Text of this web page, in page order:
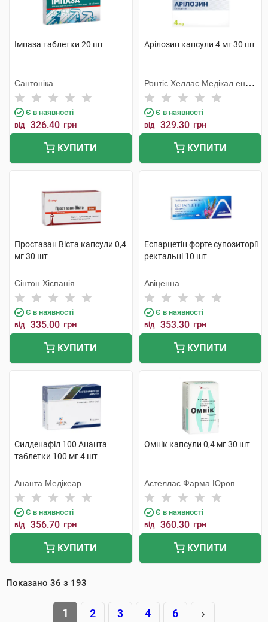
Імпаза таблетки 20 шт
Сантоніка
Є в наявності
від 326.40 грн
КУПИТИ
Арілозин капсули 4 мг 30 шт
Ронтіс Хеллас Медікал енд
Фармасьютікал Продактс
С.А.
Є в наявності
від 329.30 грн
КУПИТИ
Простазан Віста капсули 0,4
мг 30 шт
Сінтон Хіспанія
Є в наявності
від 335.00 грн
КУПИТИ
Еспарцетін форте супозиторії
ректальні 10 шт
Авіценна
Є в наявності
від 353.30 грн
КУПИТИ
Силденафіл 100 Ананта
таблетки 100 мг 4 шт
Ананта Медікеар
Є в наявності
від 356.70 грн
КУПИТИ
Омнік капсули 0,4 мг 30 шт
Астеллас Фарма Юроп
Є в наявності
від 360.30 грн
КУПИТИ
Показано 36 з 193
1 2 3 4 6 ›